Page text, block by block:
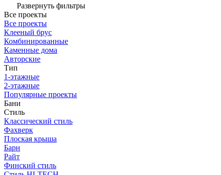
Развернуть фильтры
Все проекты
Все проекты
Клееный брус
Комбинированные
Каменные дома
Авторские
Тип
1-этажные
2-этажные
Популярные проекты
Бани
Стиль
Классический стиль
Фахверк
Плоская крыша
Барн
Райт
Финский стиль